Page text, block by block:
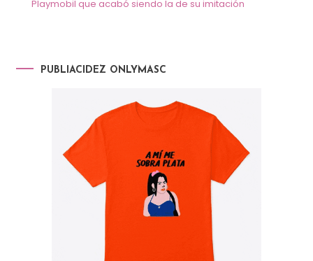
Playmobil que acabó siendo la de su imitación
PUBLIACIDEZ ONLYMASC